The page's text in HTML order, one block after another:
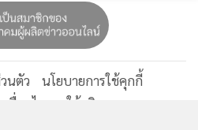
ณหน้าสถานี BRT และบริเวณซอย
แหลม, บริเวณผิวจราจรและ
ริเวณใกล้กับรางรถไฟตัดกับถนน
สวนหลวง, ถนนเพชรเกษม และ
นตัว
นโยบายการใช้คุกกี้
งื่อนไขการใช้บริการ